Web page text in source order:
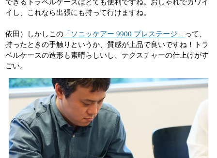
できるトラベルケースはとても便利ですね。おしゃれでカワイ
イし、これなら出張にも持って行けますね。
依田）しかしこの 「ソニッケアー 9900 プレステージ」
って、
持ったときの手触りというか、質感が上品で良いですね！トラ
ベルケースの造形も素晴らしいし、テクスチャーの仕上げがす
ごい。